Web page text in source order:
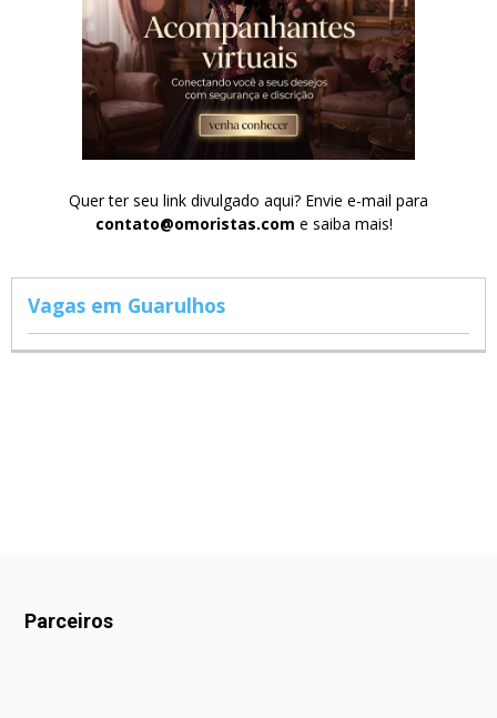
Quer ter seu link divulgado aqui? Envie e-mail para
contato@omoristas.com e saiba mais!
Vagas em Guarulhos
Parceiros